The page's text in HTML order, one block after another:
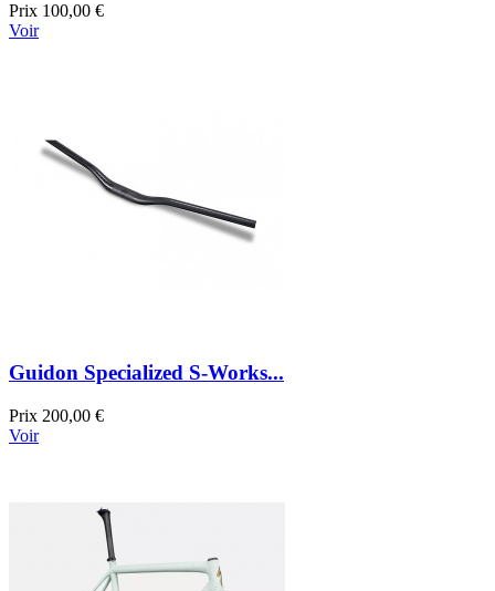
Prix 100,00 €
Voir
Guidon Specialized S-Works...
Prix 200,00 €
Voir